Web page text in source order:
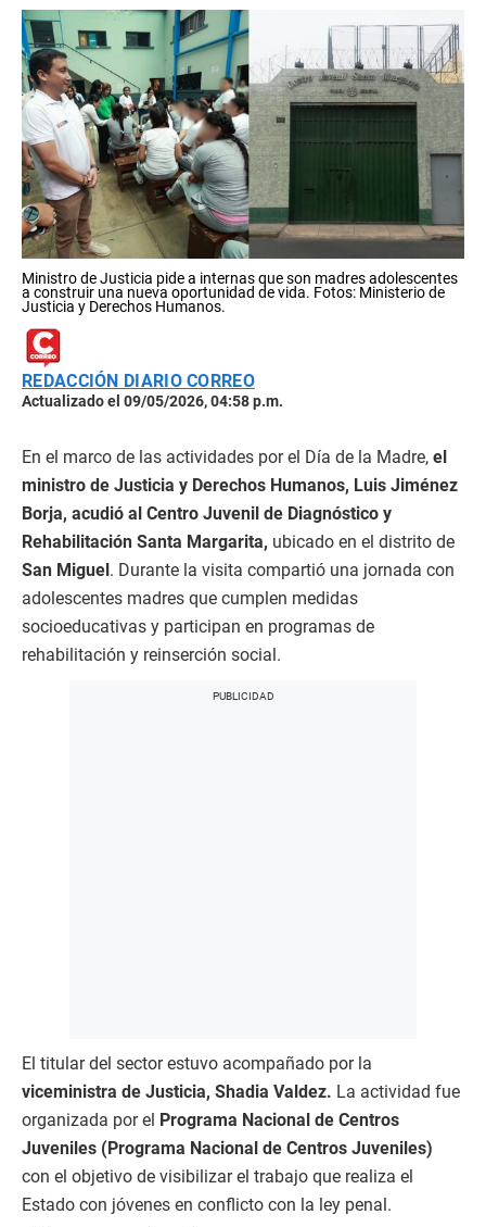
Ministro de Justicia pide a internas que son madres adolescentes
a construir una nueva oportunidad de vida. Fotos: Ministerio de
Justicia y Derechos Humanos.
REDACCIÓN DIARIO CORREO
Actualizado el 09/05/2026, 04:58 p.m.
En el marco de las actividades por el Día de la Madre, el
ministro de Justicia y Derechos Humanos, Luis Jiménez
Borja, acudió al Centro Juvenil de Diagnóstico y
Rehabilitación Santa Margarita, ubicado en el distrito de
San Miguel . Durante la visita compartió una jornada con
adolescentes madres que cumplen medidas
socioeducativas y participan en programas de
rehabilitación y reinserción social.
El titular del sector estuvo acompañado por la
viceministra de Justicia, Shadia Valdez. La actividad fue
organizada por el Programa Nacional de Centros
Juveniles (Programa Nacional de Centros Juveniles)
con el objetivo de visibilizar el trabajo que realiza el
Estado con jóvenes en conflicto con la ley penal.